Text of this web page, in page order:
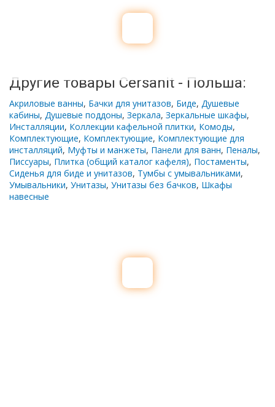
Другие товары Cersanit - Польша:
Акриловые ванны, Бачки для унитазов, Биде, Душевые
кабины, Душевые поддоны, Зеркала, Зеркальные шкафы,
Инсталляции, Коллекции кафельной плитки, Комоды,
Комплектующие, Комплектующие, Комплектующие для
инсталляций, Муфты и манжеты, Панели для ванн, Пеналы,
Писсуары, Плитка (общий каталог кафеля), Постаменты,
Сиденья для биде и унитазов, Тумбы с умывальниками,
Умывальники, Унитазы, Унитазы без бачков, Шкафы
навесные